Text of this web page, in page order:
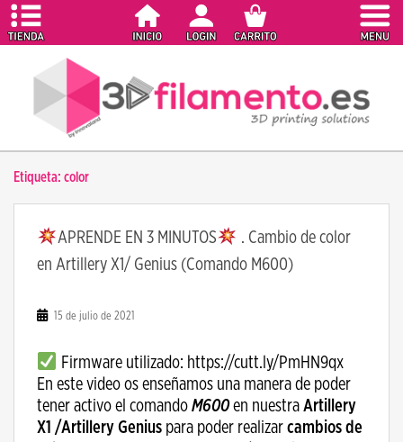
Etiqueta: color
APRENDE EN 3 MINUTOS
. Cambio de color
en Artillery X1/ Genius (Comando M600)
15 de julio de 2021
Firmware utilizado: https://cutt.ly/PmHN9qx
En este video os enseñamos una manera de poder
tener activo el comando M600en nuestra Artillery
X1 /Artillery Genius para poder realizar cambios de